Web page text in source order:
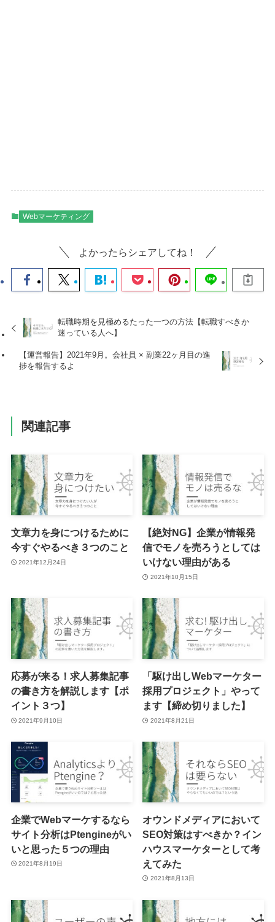
Webマーケティング
よかったらシェアしてね！
転職時期を見極めるたった一つの方法【転職すべきか
迷っている人へ】
【運営報告】2021年9月。会社員 × 副業22ヶ月目の進
捗を報告するよ
関連記事
文章力を身につけるために
今すぐやるべき３つのこと
2021年12月24日
【絶対NG】企業が情報発
信でモノを売ろうとしては
いけない理由がある
2021年10月15日
応募が来る！求人募集記事
の書き方を解説します【ポ
イント３つ】
2021年9月10日
「駆け出しWebマーケター
採用プロジェクト」やって
ます【締め切りました】
2021年8月21日
企業でWebマーケするなら
サイト分析はPtengineがい
いと思った５つの理由
2021年8月19日
オウンドメディアにおいて
SEO対策はすべきか？イン
ハウスマーケターとして考
えてみた
2021年8月13日